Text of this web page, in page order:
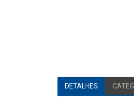
DETALHES